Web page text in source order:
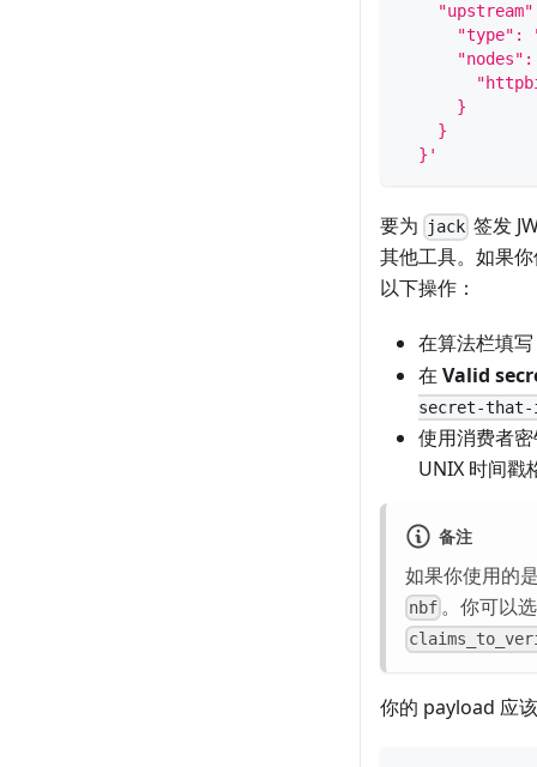
"type":
"nodes":
      }
    }
  }'
要为 jack 签发
其他工具。如果
以下操作：
在算法栏填写
在 Valid
secret-
使用消费者
UNIX 时间戳
备注
如果你使用的
nbf 。你可以
你的 payload 应